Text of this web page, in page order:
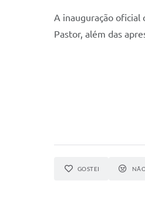
A inauguração oficial
Pastor, além das
GOSTEI